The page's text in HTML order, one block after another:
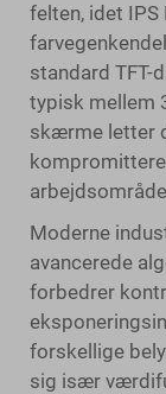
felten, idet IPS
standard
typisk mellem
skærme letter
Moderne
avancerede
forbedrer
forskellige
sig især